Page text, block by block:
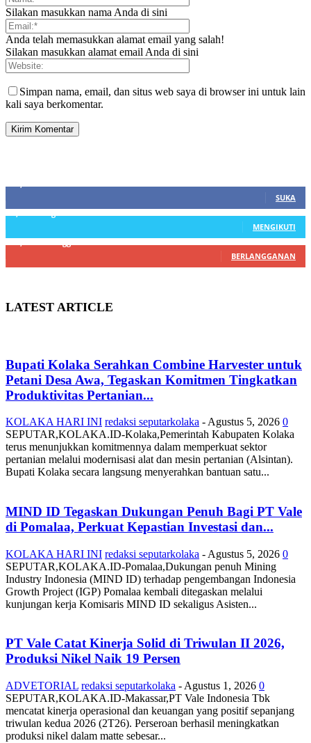
Silakan masukkan nama Anda di sini
Anda telah memasukkan alamat email yang salah!
Silakan masukkan alamat email Anda di sini
Simpan nama, email, dan situs web saya di browser ini untuk lain
kali saya berkomentar.
SUKA
MENGIKUTI
BERLANGGANAN
LATEST ARTICLE
Bupati Kolaka Serahkan Combine Harvester untuk
Petani Desa Awa, Tegaskan Komitmen Tingkatkan
Produktivitas Pertanian...
KOLAKA HARI INI redaksi seputarkolaka - Agustus 5, 2026 0
SEPUTAR,KOLAKA.ID-Kolaka,Pemerintah Kabupaten Kolaka
terus menunjukkan komitmennya dalam memperkuat sektor
pertanian melalui modernisasi alat dan mesin pertanian (Alsintan).
Bupati Kolaka secara langsung menyerahkan bantuan satu...
MIND ID Tegaskan Dukungan Penuh Bagi PT Vale
di Pomalaa, Perkuat Kepastian Investasi dan...
KOLAKA HARI INI redaksi seputarkolaka - Agustus 5, 2026 0
SEPUTAR,KOLAKA.ID-Pomalaa,Dukungan penuh Mining
Industry Indonesia (MIND ID) terhadap pengembangan Indonesia
Growth Project (IGP) Pomalaa kembali ditegaskan melalui
kunjungan kerja Komisaris MIND ID sekaligus Asisten...
PT Vale Catat Kinerja Solid di Triwulan II 2026,
Produksi Nikel Naik 19 Persen
ADVETORIAL redaksi seputarkolaka - Agustus 1, 2026 0
SEPUTAR,KOLAKA.ID-Makassar,PT Vale Indonesia Tbk
mencatat kinerja operasional dan keuangan yang positif sepanjang
triwulan kedua 2026 (2T26). Perseroan berhasil meningkatkan
produksi nikel dalam matte sebesar...